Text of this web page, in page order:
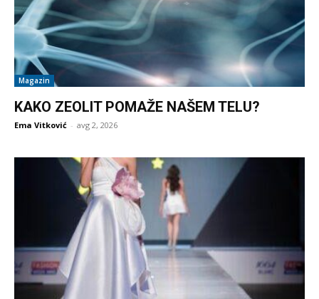
Magazin
KAKO ZEOLIT POMAŽE NAŠEM TELU?
Ema Vitković - avg 2, 2026